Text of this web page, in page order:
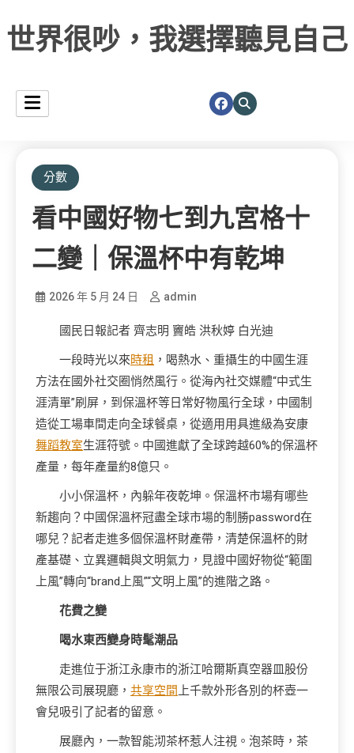
世界很吵，我選擇聽見自己
分數
看中國好物七到九宮格十
二變｜保溫杯中有乾坤
2026 年 5 月 24 日 admin
國民日報記者 齊志明 竇皓 洪秋婷 白光迪
一段時光以來時租 ，喝熱水、重攝生的中國生涯
方法在國外社交圈悄然風行。從海內社交媒體“中式生
涯清單”刷屏，到保溫杯等日常好物風行全球，中國制
造從工場車間走向全球餐桌，從適用用具進級為安康
舞蹈教室生涯符號。中國進獻了全球跨越60%的保溫杯
產量，每年產量約8億只。
小小保溫杯，內躲年夜乾坤。保溫杯市場有哪些
新趨向？中國保溫杯冠盡全球市場的制勝password在
哪兒？記者走進多個保溫杯財產帶，清楚保溫杯的財
產基礎、立異邏輯與文明氣力，見證中國好物從“範圍
上風”轉向“brand上風”“文明上風”的進階之路。
花費之變
喝水東西變身時髦潮品
走進位于浙江永康市的浙江哈爾斯真空器皿股份
無限公司展現廳， 共享空間 上千款外形各別的杯壺一
會兒吸引了記者的留意。
展廳內，一款智能沏茶杯惹人注視。泡茶時，茶